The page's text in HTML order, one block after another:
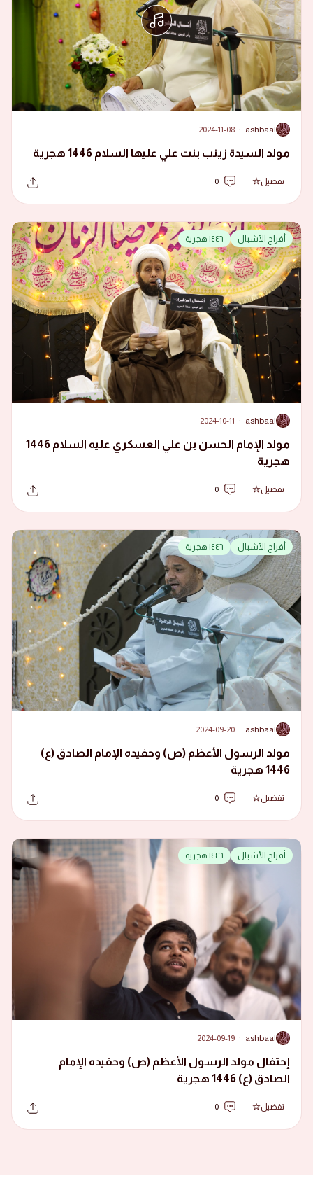
A
ashbaal
·
2024-11-08
مولد السيدة زينب بنت علي عليها السلام 1446 هجرية
تفضيل 0
أفراح الأشبال ١٤٤٦ هجرية
A
ashbaal
·
2024-10-11
مولد الإمام الحسن بن علي العسكري عليه السلام 1446
هجرية
تفضيل 0
أفراح الأشبال ١٤٤٦ هجرية
A
ashbaal
·
2024-09-20
مولد الرسول الأعظم (ص) وحفيده الإمام الصادق (ع)
1446 هجرية
تفضيل 0
أفراح الأشبال ١٤٤٦ هجرية
A
ashbaal
·
2024-09-19
إحتفال مولد الرسول الأعظم (ص) وحفيده الإمام
الصادق (ع) 1446 هجرية
تفضيل 0